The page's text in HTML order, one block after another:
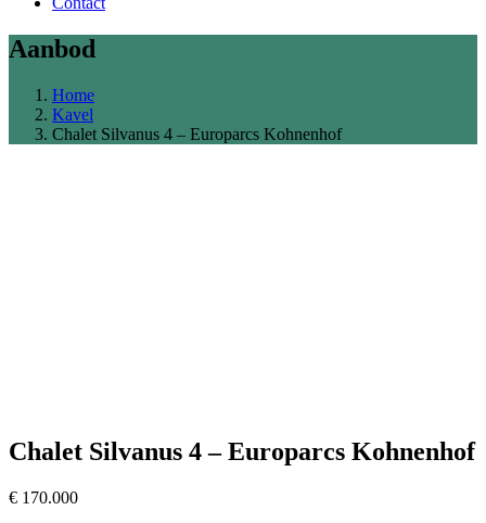
Aanbod
Home
Kavel
Chalet Silvanus 4 – Europarcs Kohnenhof
Chalet Silvanus 4 – Europarcs Kohnenhof
€ 170.000